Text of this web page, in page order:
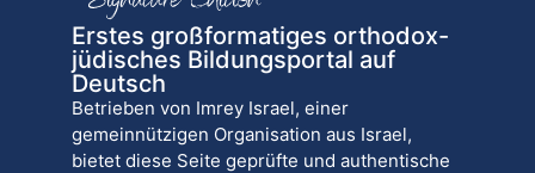
Erstes großformatiges orthodox-
jüdisches Bildungsportal auf
Deutsch
Betrieben von Imrey Israel, einer
gemeinnützigen Organisation aus Israel,
bietet diese Seite geprüfte und authentische